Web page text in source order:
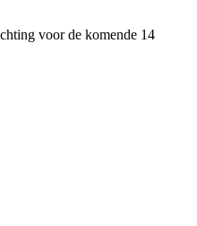
voor de komende 14